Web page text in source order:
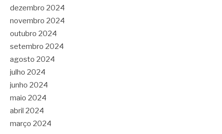
dezembro 2024
novembro 2024
outubro 2024
setembro 2024
agosto 2024
julho 2024
junho 2024
maio 2024
abril 2024
março 2024